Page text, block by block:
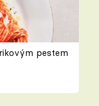
pestem